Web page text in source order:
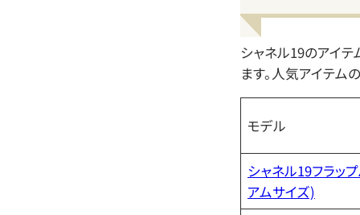
シャネル19のアイ
ます。人気アイテム
モデル
シャネル19フラッ
アムサイズ)